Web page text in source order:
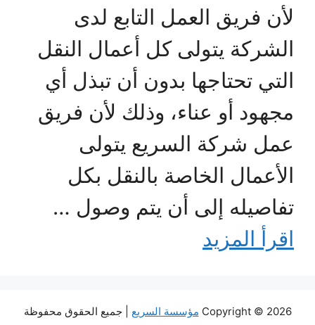
لأن فريق العمل التابع لدى
الشركة يتولى كل أعمال النقل
التي تحتاجها بدون أن تبذل أي
مجهود أو عناء، وذلك لأن فريق
عمل شركة السريع يتولى
الأعمال الخاصة بالنقل بكل
تفاصيله إلى أن يتم وصول …
اقرأ المزيد
Copyright © 2026 مؤسسة السريع | جميع الحقوق محفوظة